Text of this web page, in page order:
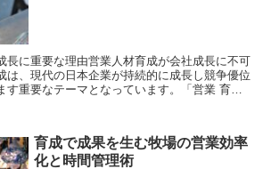
長に重要な理由営業人材育成が会社成長に不可
は、現代の日本企業が持続的に成長し競争優位
す重要なテーマとなっています。「営業 育成
育成で成果を生む牧場の営業効率
化と時間管理術